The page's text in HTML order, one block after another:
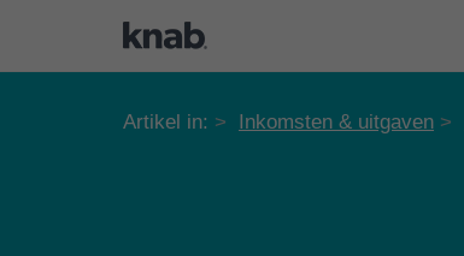
Artikel in: Inkomsten & uitgaven